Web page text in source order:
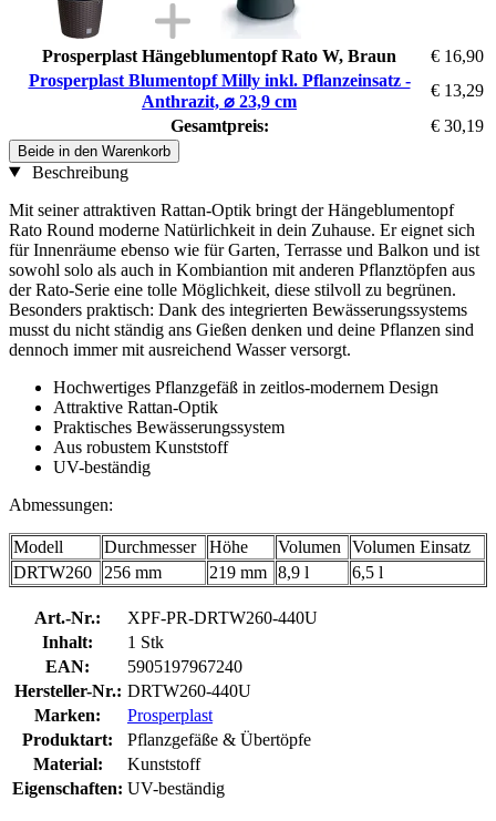
Prosperplast Hängeblumentopf Rato W, Braun
€ 16,90
Prosperplast Blumentopf Milly inkl. Pflanzeinsatz -
Anthrazit, ⌀ 23,9 cm
€ 13,29
Gesamtpreis:
€ 30,19
Beide in den Warenkorb
Beschreibung
Mit seiner attraktiven Rattan-Optik bringt der Hängeblumentopf
Rato Round moderne Natürlichkeit in dein Zuhause. Er eignet sich
für Innenräume ebenso wie für Garten, Terrasse und Balkon und ist
sowohl solo als auch in Kombiantion mit anderen Pflanztöpfen aus
der Rato-Serie eine tolle Möglichkeit, diese stilvoll zu begrünen.
Besonders praktisch: Dank des integrierten Bewässerungssystems
musst du nicht ständig ans Gießen denken und deine Pflanzen sind
dennoch immer mit ausreichend Wasser versorgt.
Hochwertiges Pflanzgefäß in zeitlos-modernem Design
Attraktive Rattan-Optik
Praktisches Bewässerungssystem
Aus robustem Kunststoff
UV-beständig
Abmessungen:
Modell Durchmesser Höhe Volumen
Volumen Einsatz
DRTW260
256 mm 219 mm 8,9 l 6,5 l
Art.-Nr.:
XPF-PR-DRTW260-440U
Inhalt:
1 Stk
EAN:
5905197967240
Hersteller-Nr.: DRTW260-440U
Marken:
Prosperplast
Produktart:
Pflanzgefäße & Übertöpfe
Material:
Kunststoff
Eigenschaften: UV-beständig